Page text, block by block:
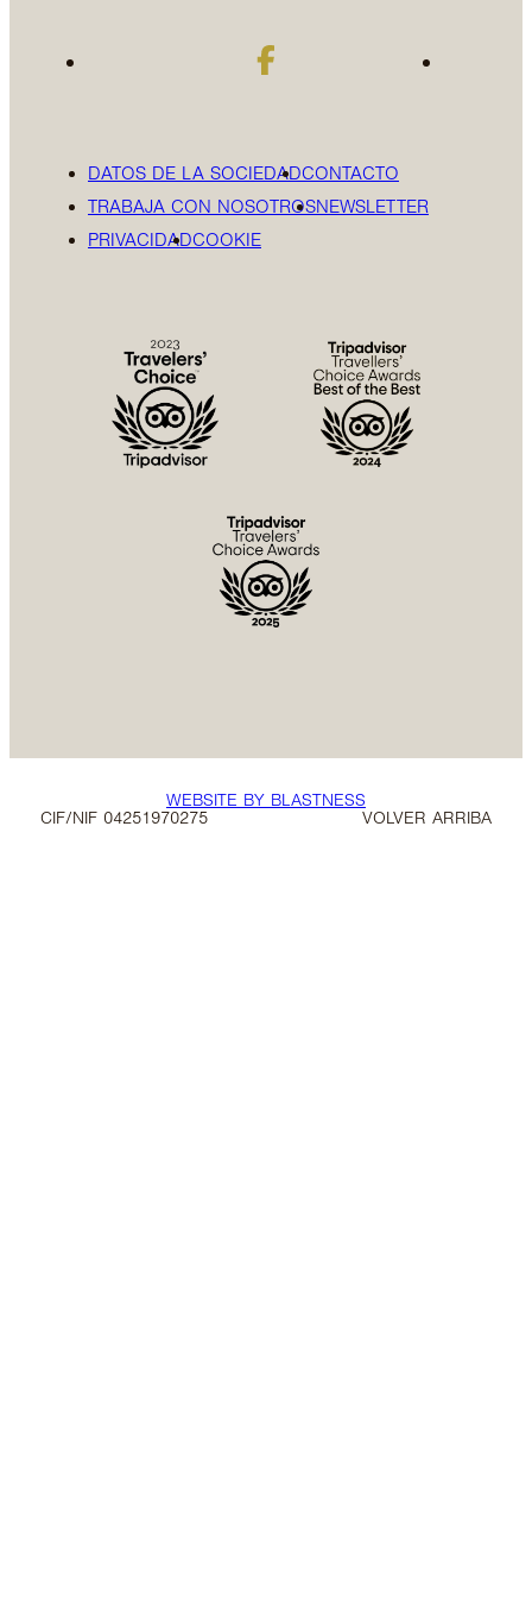
DATOS DE LA SOCIEDADCONTACTO
TRABAJA CON NOSOTROSNEWSLETTER
PRIVACIDADCOOKIE
CIF/NIF 04251970275
WEBSITE BY BLASTNESS
VOLVER ARRIBA